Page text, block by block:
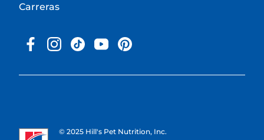
Carreras
© 2025 Hill's Pet Nutrition, Inc.